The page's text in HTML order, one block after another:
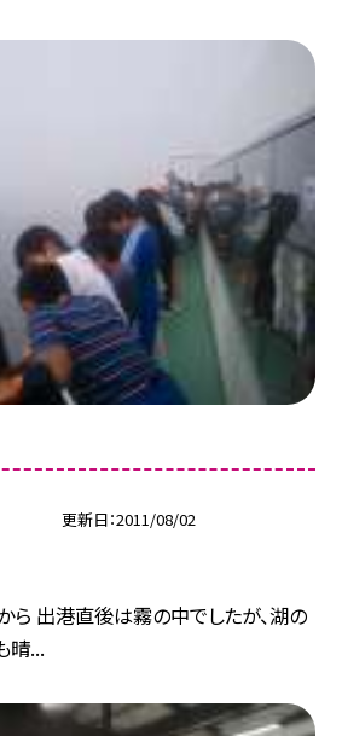
更新日 2011/08/02
ら 出港直後は霧の中でしたが、湖の
晴...